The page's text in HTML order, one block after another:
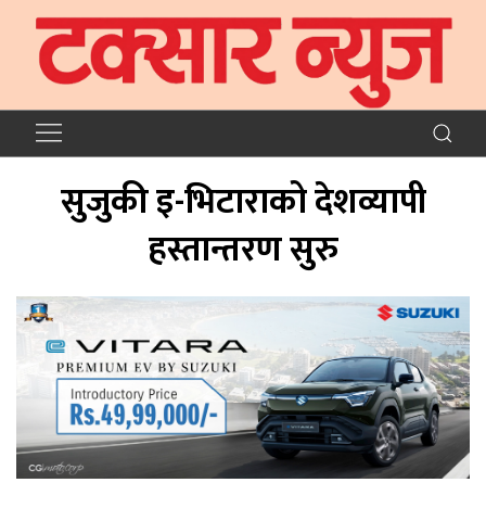
सुजुकी इ-भिटाराको देशव्यापी
हस्तान्तरण सुरु